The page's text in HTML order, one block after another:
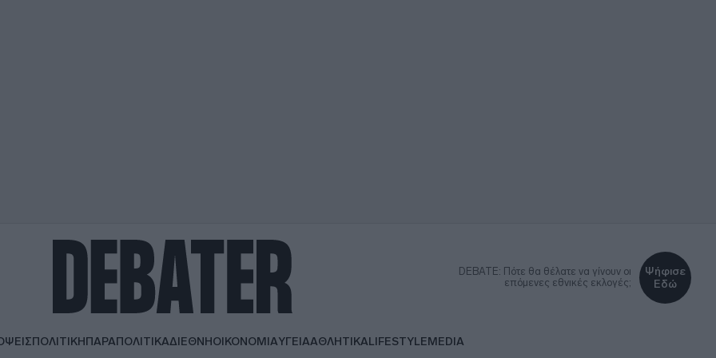
DEBATE: Πότε θα θέλατε να γίνουν οι
επόμενες εθνικές εκλογές;
Ψήφισε
Εδώ
ΠΟΛΙΤΙΚΗΠΑΡΑΠΟΛΙΤΙΚΑΔΙΕΘΝΗΟΙΚΟΝΟΜΙΑΥΓΕΙΑΑΘΛΗΤΙΚΑLIFESTYLEMEDIA